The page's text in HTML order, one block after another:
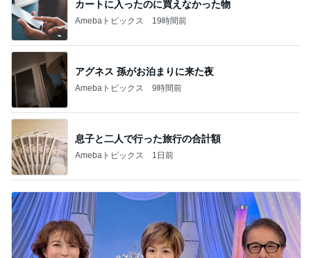
カートに入ったのに買えなかった物
Amebaトピックス 19時間前
アグネス 孫がお泊まりに来た夜
Amebaトピックス 9時間前
息子と二人で行った旅行の合計額
Amebaトピックス 1日前